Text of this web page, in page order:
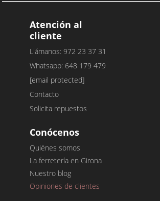
Atención al
cliente
Llámanos: 972 23 37 31
Whatsapp: 648 179 479
[email protected]
Contacto
Solicita repuestos
Conócenos
Quiénes somos
La ferretería en Girona
Nuestro blog
Opiniones de clientes